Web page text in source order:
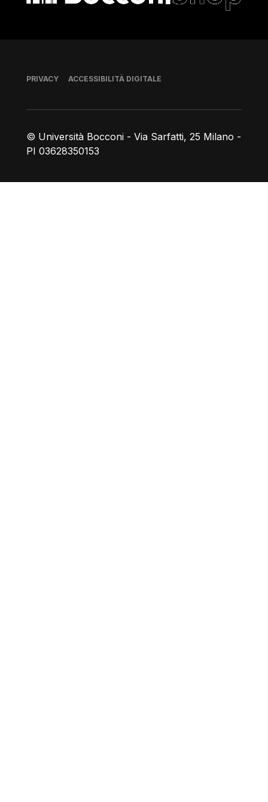
© Università Bocconi - Via Sarfatti, 25 Milano -
PI 03628350153
Piè di pagina
PRIVACY ACCESSIBILITÀ DIGITALE